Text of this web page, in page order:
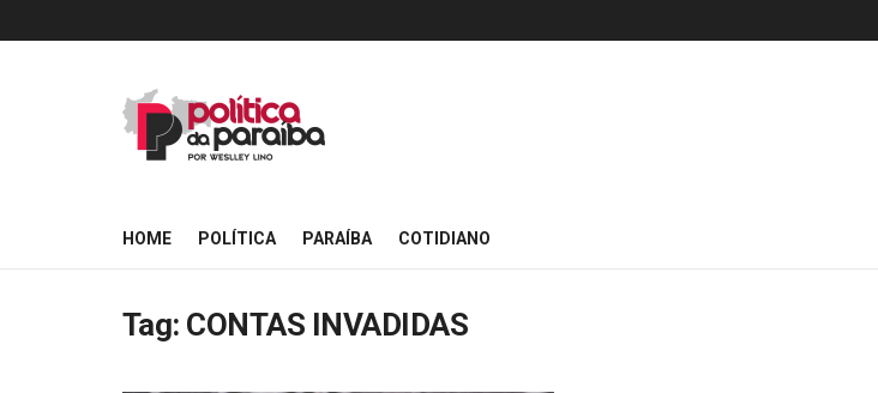
HOME POLÍTICA PARAÍBA COTIDIANO
Tag: CONTAS INVADIDAS